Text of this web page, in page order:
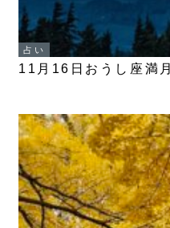
占い
11月16日おうし座満